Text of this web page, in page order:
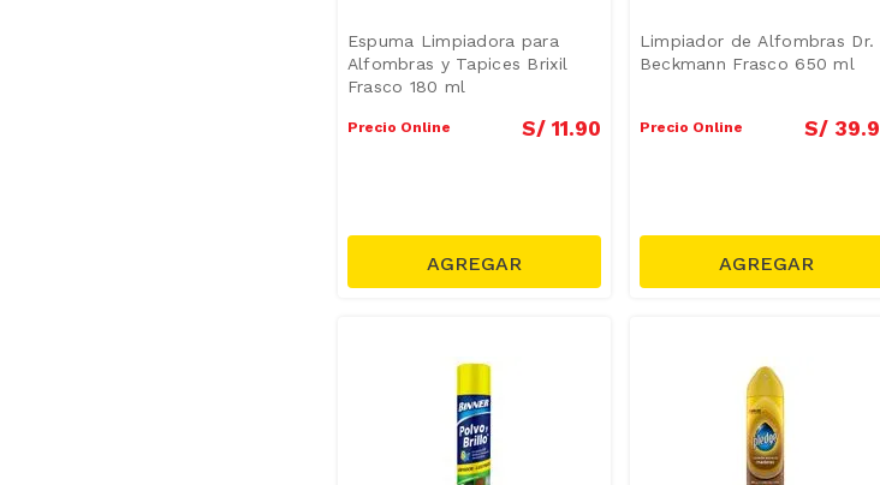
Espuma Limpiadora para
Alfombras y Tapices Brixil
Frasco 180 ml
Precio Online S/ 11.90
Limpiador de Alfombras Dr.
Beckmann Frasco 650 ml
Precio Online S/ 39.